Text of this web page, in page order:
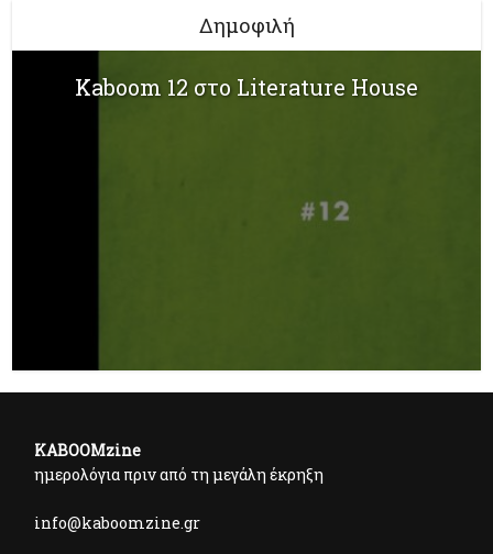
Δημοφιλή
Kaboom 12 στο Literature House
KABOOMzine
ημερολόγια πριν από τη μεγάλη έκρηξη
info@kaboomzine.gr